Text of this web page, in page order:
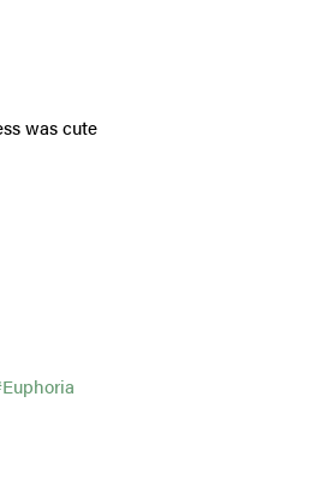
was cute